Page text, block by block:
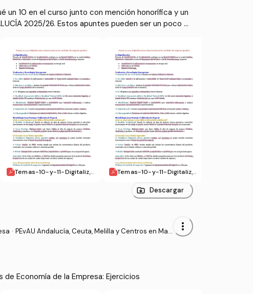
un 10 en el curso junto con mención honorífica y un
2025/26. Estos apuntes pueden ser un poco m
Temas-10-y-11-Digitalizac
Temas-10-y-11-Digitalizac
-modelos-de-negocioge
stion.pdf
Descargar
· PEvAU Andalucía, Ceuta, Melilla y Centros en Mar
more_vert
Economía de la Empresa: Ejercicios